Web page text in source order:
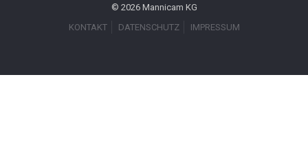
© 2026 Mannicam KG
KONTAKT
DATENSCHUTZ IMPRESSUM